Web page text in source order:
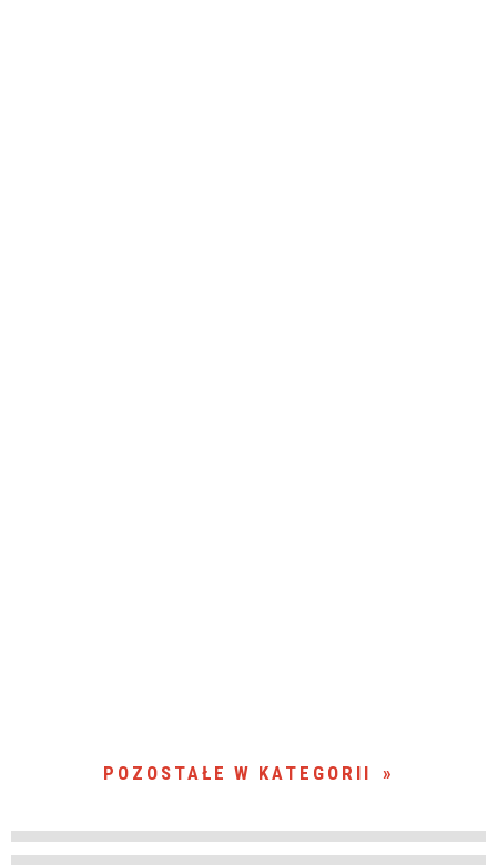
POZOSTAŁE W KATEGORII